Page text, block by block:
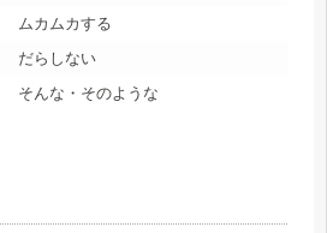
ムカムカする
だらしない
そんな・そのような